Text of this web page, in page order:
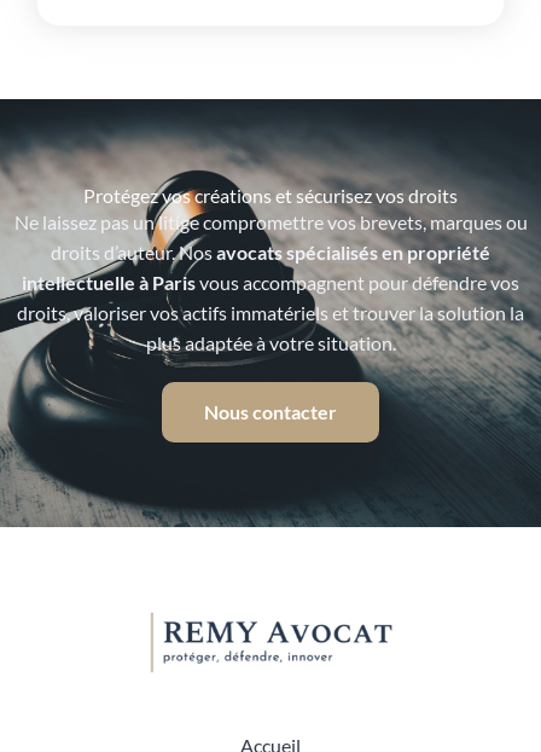
Protégez vos créations et sécurisez vos droits
Ne laissez pas un litige compromettre vos brevets, marques ou
droits d’auteur. Nosavocats spécialisés en propriété
intellectuelle à Parisvous accompagnent pour défendre vos
droits, valoriser vos actifs immatériels et trouver la solution la
plus adaptée à votre situation.
Nous contacter
Accueil